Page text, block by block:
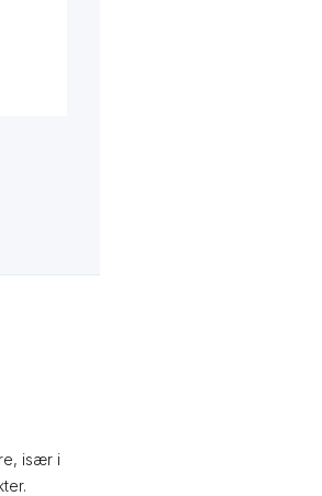
især i